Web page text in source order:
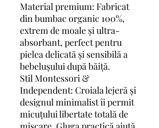
Material premium: Fabricat
din bumbac organic 100%,
extrem de moale și ultra-
absorbant, perfect pentru
pielea delicată și sensibilă a
bebelușului după băiță.
Stil Montessori &
Independent: Croiala lejeră și
designul minimalist îi permit
micuțului libertate totală de